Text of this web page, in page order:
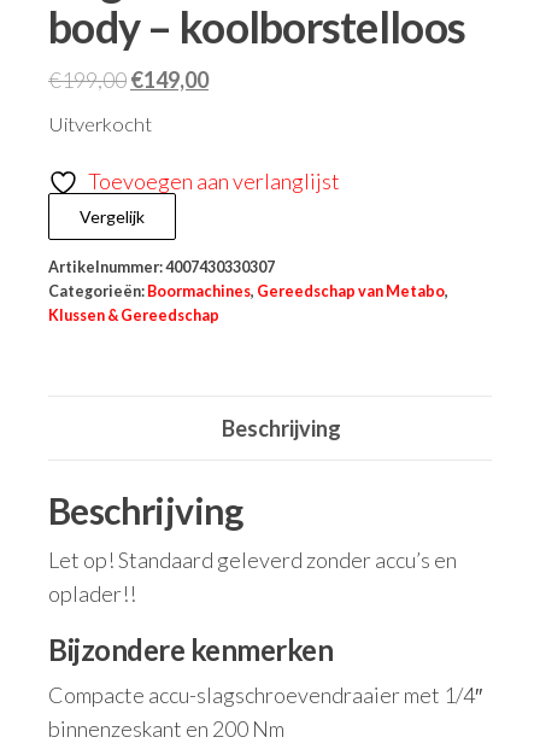
body – koolborstelloos
€199,00€149,00
Uitverkocht
Toevoegen aan verlanglijst
Vergelijk
Artikelnummer:4007430330307
Categorieën: Boormachines, Gereedschap van Metabo,
Klussen & Gereedschap
Beschrijving
Beschrijving
Let op! Standaard geleverd zonder accu’s en
oplader!!
Bijzondere kenmerken
Compacte accu-slagschroevendraaier met 1/4″
binnenzeskant en 200 Nm